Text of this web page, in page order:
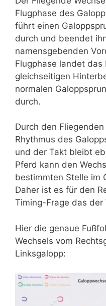
Flugphase des
führt einen
durch und beendet
namensgebenden
Flugphase landet das
gleichseitigen
normalen
durch.
Durch den
Rhythmus des
und der Takt bleibt
Pferd kann den
bestimmten Stelle im
Daher ist es für den
Timing-Frage das der
Hier die genaue
Wechsels vom
Linksgalopp: